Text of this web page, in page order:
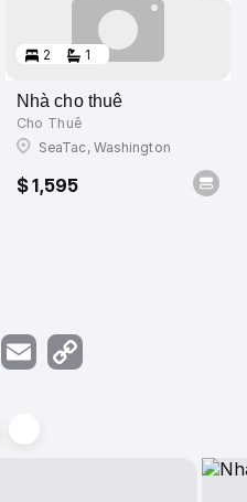
Nhà cho thuê
2 1
Cho Thuê
SeaTac, Washington
$ 1,595
WhatsApp
Email